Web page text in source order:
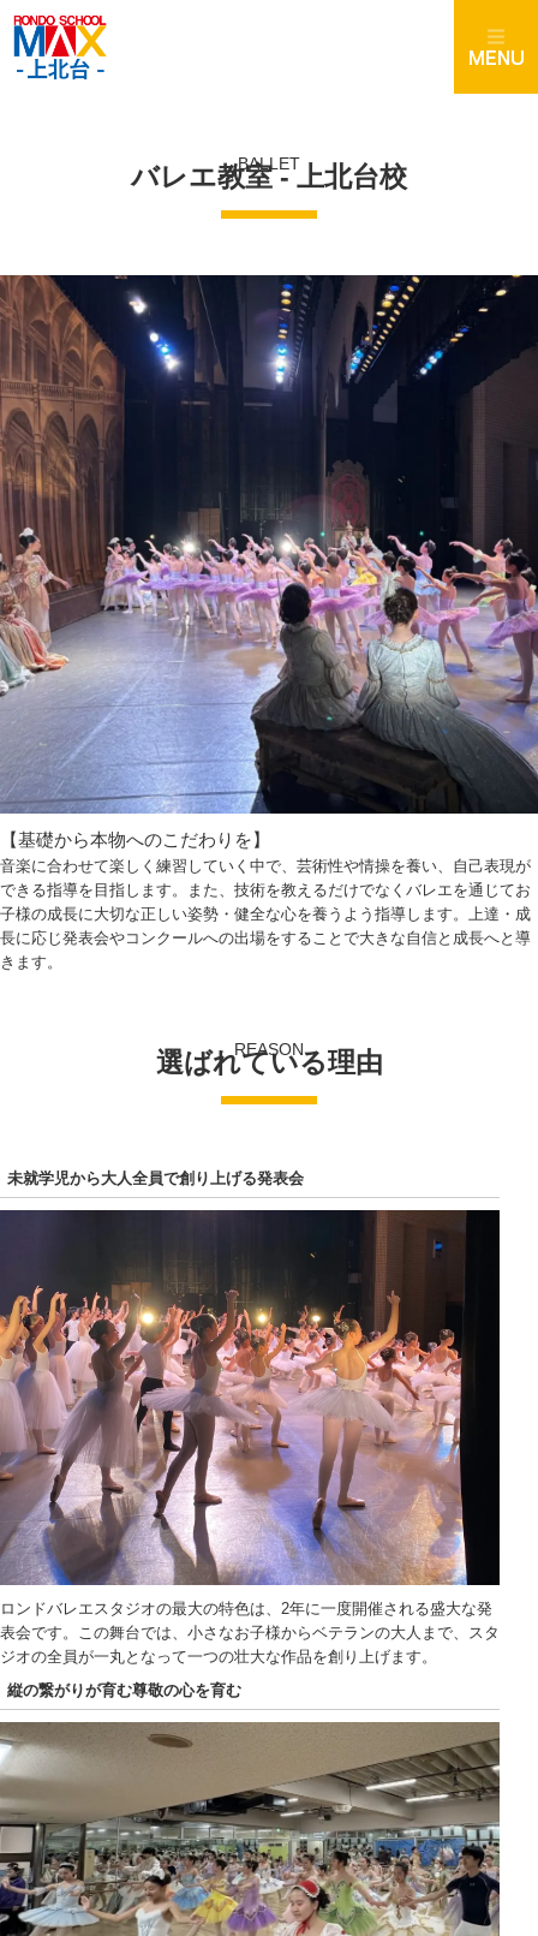
BALLET
バレエ教室 - 上北台校
【基礎から本物へのこだわりを】
音楽に合わせて楽しく練習していく中で、芸術性や情操を養い、自己表現が
できる指導を目指します。また、技術を教えるだけでなくバレエを通じてお
子様の成長に大切な正しい姿勢・健全な心を養うよう指導します。上達・成
長に応じ発表会やコンクールへの出場をすることで大きな自信と成長へと導
きます。
REASON
選ばれている理由
未就学児から大人全員で創り上げる発表会
ロンドバレエスタジオの最大の特色は、2年に一度開催される盛大な発
表会です。この舞台では、小さなお子様からベテランの大人まで、スタ
ジオの全員が一丸となって一つの壮大な作品を創り上げます。
縦の繋がりが育む尊敬の心を育む